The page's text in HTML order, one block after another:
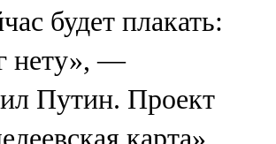
будет плакать:
нету», —
Путин. Проект